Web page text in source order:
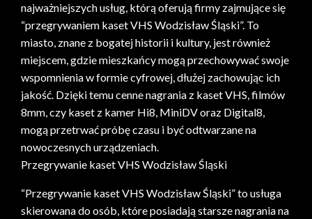
najważniejszych usług, którą oferują firmy zajmujące się
“przegrywaniem kaset VHS Wodzisław Śląski”. To
miasto, znane z bogatej historii i kultury, jest również
miejscem, gdzie mieszkańcy mogą przechowywać swoje
wspomnienia w formie cyfrowej, dłużej zachowując ich
jakość. Dzięki temu cenne nagrania z kaset VHS, filmów
8mm, czy kaset z kamer Hi8, MiniDV oraz Digital8,
mogą przetrwać próbę czasu i być odtwarzane na
nowoczesnych urządzeniach.
Przegrywanie kaset VHS Wodzisław Śląski
“Przegrywanie kaset VHS Wodzisław Śląski” to usługa
skierowana do osób, które posiadają starsze nagrania na